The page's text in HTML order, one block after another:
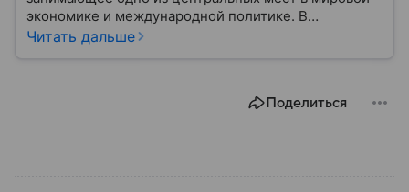
экономике и международной политике. В
материале — основные сведения об этой стране.
Читать дальше
Поделиться